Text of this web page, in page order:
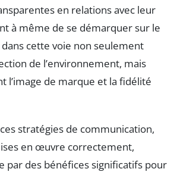
en relations avec leur
à même de se démarquer sur le
dans cette voie non seulement
de l’environnement, mais
l’image de marque et la fidélité
stratégies de communication,
en œuvre correctement,
par des bénéfices significatifs pour